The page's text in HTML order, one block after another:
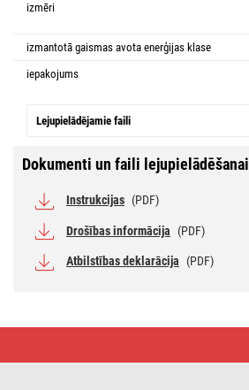
izmēri
izmantotā gaismas avota enerģijas klase
iepakojums
Lejupielādējamie faili
Dokumenti un faili lejupielādēšanai
Instrukcijas (PDF)
Drošības informācija (PDF)
Atbilstības deklarācija (PDF)